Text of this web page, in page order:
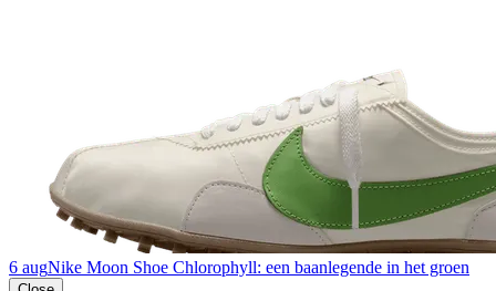
6 augNike Moon Shoe Chlorophyll: een baanlegende in het groen